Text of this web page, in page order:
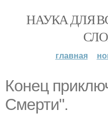
НАУКА ДЛЯ
главная
Конец
Смерти".